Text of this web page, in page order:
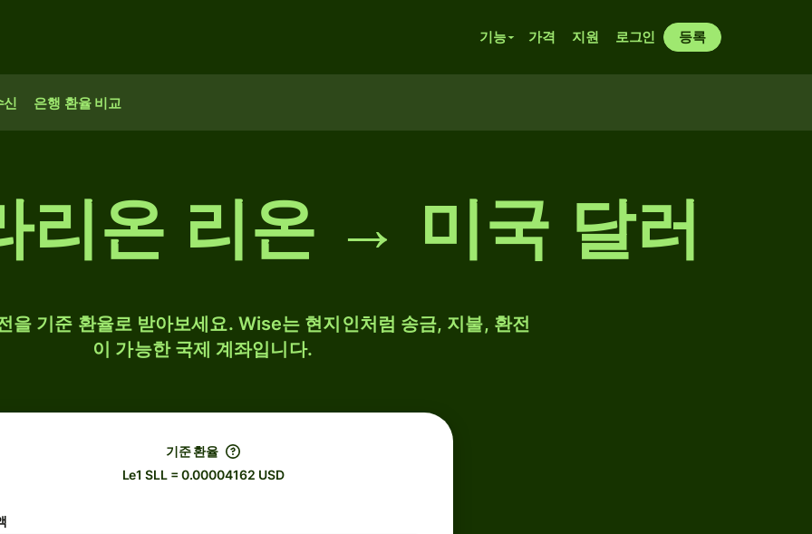
기능 가격 지원 로그인 등록
신 은행 환율 비교
리온 리온 → 미국 달러
을 기준 환율로 받아보세요. Wise는 현지인처럼 송금, 지불, 환전
이 가능한 국제 계좌입니다.
기준 환율
Le1 SLL = 0.00004162 USD